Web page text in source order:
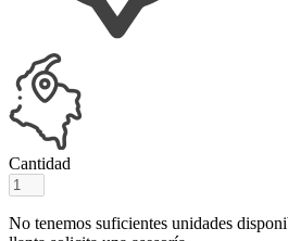
Cantidad
No tenemos suficientes unidades